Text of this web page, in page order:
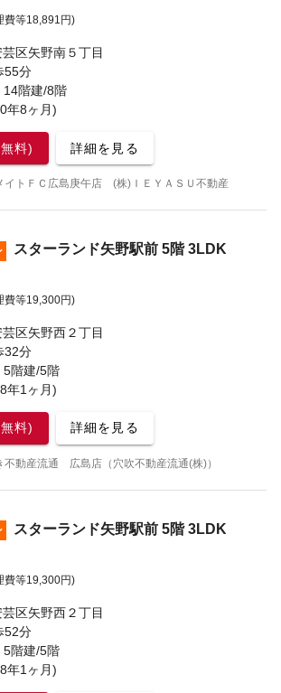
費等18,891円)
区矢野南５丁目
55分
階建/8階
年8ヶ月)
料) 詳細を見る
イトＦＣ広島庚午店 (株)ＩＥＹＡＳＵ不動産
スターランド矢野駅前 5階 3LDK
費等19,300円)
区矢野西２丁目
32分
階建/5階
年1ヶ月)
料) 詳細を見る
不動産流通 広島店（穴吹不動産流通(株)）
スターランド矢野駅前 5階 3LDK
費等19,300円)
区矢野西２丁目
52分
階建/5階
年1ヶ月)